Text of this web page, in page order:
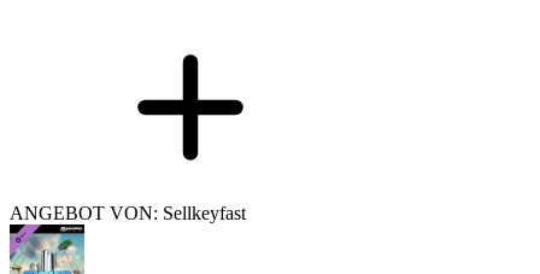
ANGEBOT VON: Sellkeyfast